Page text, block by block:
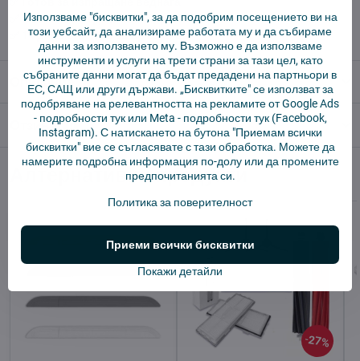
✅ БЕЗПЛАТНА доставка над 55 EUR.
✅ 14 дни политика за връщане
Описание
Отзиви 0
Алтернативни продукти
27%
Използваме "бисквитки", за да подобрим посещението ви на
този уебсайт, да анализираме работата му и да събираме
данни за използването му. Възможно е да използваме
инструменти и услуги на трети страни за тази цел, като
събраните данни могат да бъдат предадени на партньори в
ЕС, САЩ или други държави. „Бисквитките" се използват за
подобряване на релевантността на рекламите от Google Ads
- подробности тукили Meta - подробности тук(Facebook,
Instagram). С натискането на бутона "Приемам всички
бисквитки" вие се съгласявате с тази обработка. Можете да
намерите подробна информация по-долу или да промените
предпочитанията си.
Политика за поверителност
Покажи детайли
Приеми всички бисквитки